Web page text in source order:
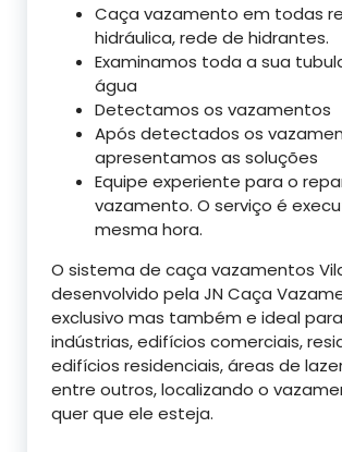
Caça vazamento em todas
hidráulica, rede de hidrantes.
Examinamos toda a sua
água
Detectamos os vazamentos
Após detectados os
apresentamos as soluções
Equipe experiente para o
vazamento. O serviço é
mesma hora.
O sistema de caça vazamentos
desenvolvido pela JN Caça
exclusivo mas também e ideal
indústrias, edifícios comerciais,
edifícios residenciais, áreas de
entre outros, localizando o
quer que ele esteja.